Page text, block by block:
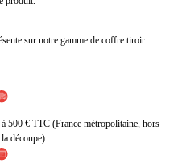
sur notre gamme de coffre tiroir
500 € TTC (France métropolitaine, hors
découpe).